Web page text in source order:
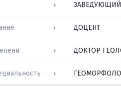
ДОЦЕНТ
ДОКТОР